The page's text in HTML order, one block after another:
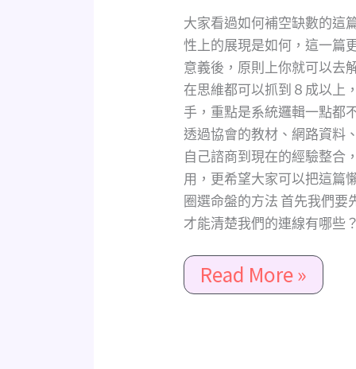
大家看過如何補空缺數的這
性上的展現是如何，這一篇
意義後，原則上你就可以去
在思維都可以抓到８成以上
手，重點是系統邏輯一點都
透過協會的教材、網路資料
自己諮商到現在的經驗整合
用，更希望大家可以把這篇
圈選命盤的方法 首先我們要
才能清楚我們的連線有哪些
盤
的
影
響
非
常
大，
空
缺
數
進
階
Read More »